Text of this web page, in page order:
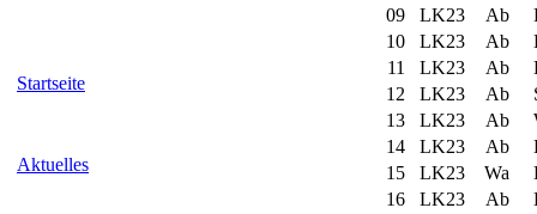
Startseite
Aktuelles
09
LK23 Ab
10
LK23 Ab
11
LK23 Ab
12
LK23 Ab
13
LK23 Ab
14
LK23 Ab
15
LK23 Wa
16
LK23 Ab